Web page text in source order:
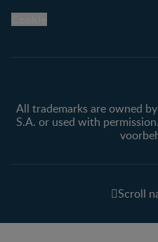
All trademarks are owned
S.A. or used with
Scroll